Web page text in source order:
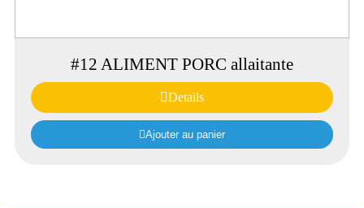
#12 ALIMENT PORC allaitante
Details
Ajouter au panier